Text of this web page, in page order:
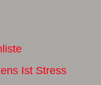
Ist Stress